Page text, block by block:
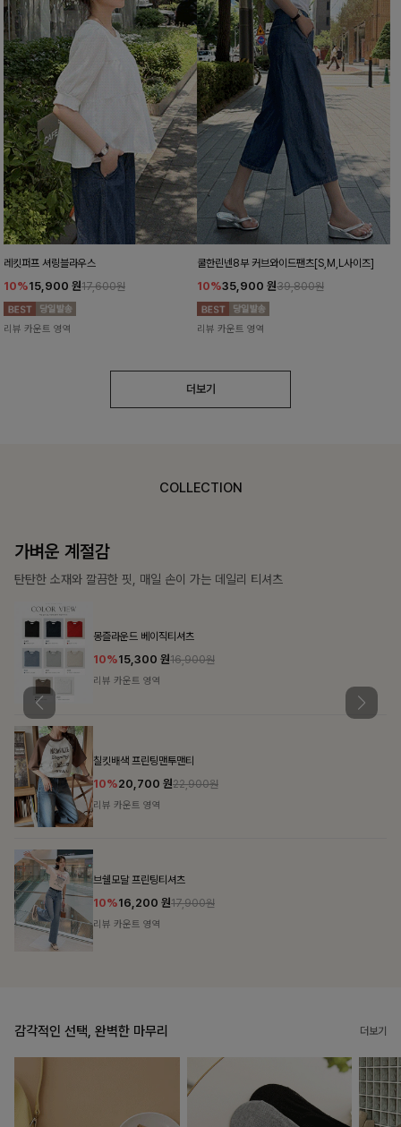
레킷퍼프 셔링블라우스
10%15,900 원17,600원
리뷰 카운트 영역
쿨한린넨8부 커브와이드팬츠[S,M,L사이즈]
10%35,900 원39,800원
리뷰 카운트 영역
더보기
COLLECTION
가장 쉬운 코디
특별한 날부터 일상까지 함께하는 룩
감각적인 선택, 완벽한 마무리 더보기